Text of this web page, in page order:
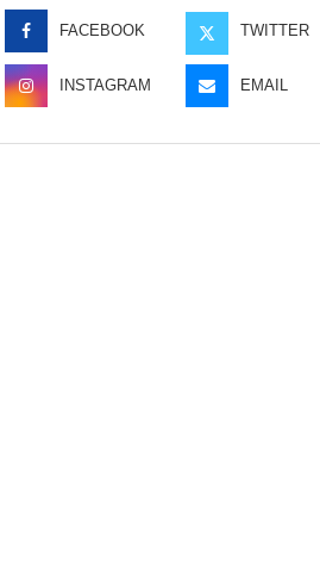
FACEBOOK TWITTER
INSTAGRAM EMAIL